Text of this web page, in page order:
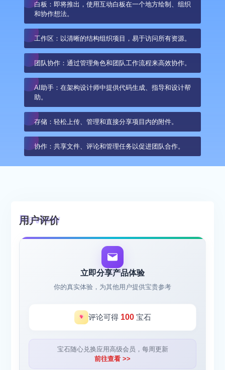
白板：即将推出，使用互动白板在一个地方绘制、组织
和协作想法。
工作区：以清晰的结构组织项目，易于访问所有资源。
团队协作：通过管理角色和团队工作流程来高效协作。
AI助手：在架构设计师中提供代码生成、指导和设计帮
助。
存储：轻松上传、管理和直接分享项目内的附件。
协作：共享文件、评论和管理任务以促进团队合作。
用户评价
立即分享产品体验
你的真实体验，为其他用户提供宝贵参考
评论可得 100宝石
宝石随心兑换应用高级会员，每周更新
前往查看 >>